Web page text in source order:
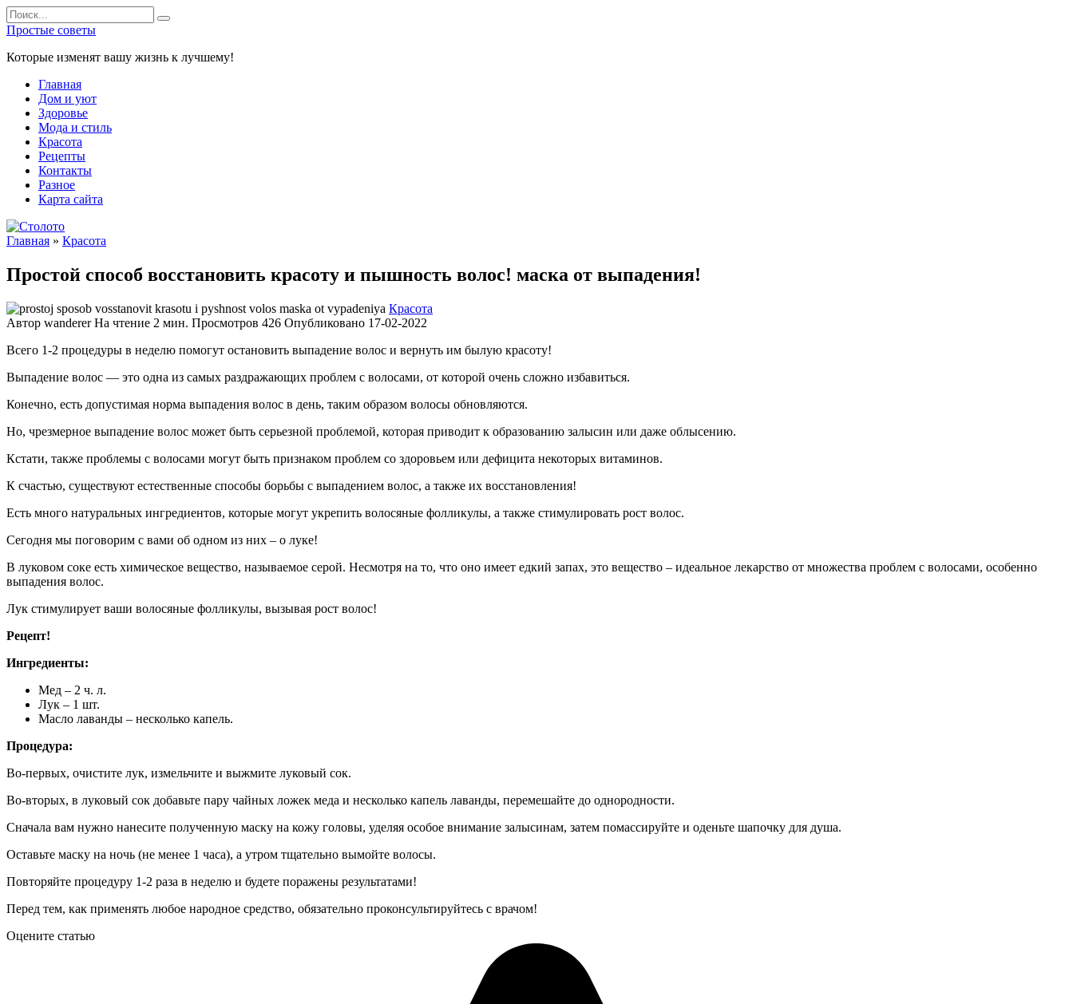
Перейти
к
содержанию
Search
for:
Простые советы
Которые изменят вашу жизнь к лучшему!
Главная
Дом и уют
Здоровье
Мода и стиль
Красота
Рецепты
Контакты
Разное
Карта сайта
Главная » Красота
Простой способ восстановить красоту и пышность волос! маска от выпадения!
Красота
Автор wanderer На чтение 2 мин. Просмотров 426 Опубликовано 17-02-2022
Всего 1-2 процедуры в неделю помогут остановить выпадение волос и вернуть им былую красоту!
Выпадение волос — это одна из самых раздражающих проблем с волосами, от которой очень сложно избавиться.
Конечно, есть допустимая норма выпадения волос в день, таким образом волосы обновляются.
Но, чрезмерное выпадение волос может быть серьезной проблемой, которая приводит к образованию залысин или даже облысению.
Кстати, также проблемы с волосами могут быть признаком проблем со здоровьем или дефицита некоторых витаминов.
К счастью, существуют естественные способы борьбы с выпадением волос, а также их восстановления!
Есть много натуральных ингредиентов, которые могут укрепить волосяные фолликулы, а также стимулировать рост волос.
Сегодня мы поговорим с вами об одном из них – о луке!
В луковом соке есть химическое вещество, называемое серой. Несмотря на то, что оно имеет едкий запах, это вещество – идеальное лекарство от множества проблем с волосами, особенно
выпадения волос.
Лук стимулирует ваши волосяные фолликулы, вызывая рост волос!
Рецепт!
Ингредиенты:
Мед – 2 ч. л.
Лук – 1 шт.
Масло лаванды – несколько капель.
Процедура:
Во-первых, очистите лук, измельчите и выжмите луковый сок.
Во-вторых, в луковый сок добавьте пару чайных ложек меда и несколько капель лаванды, перемешайте до однородности.
Сначала вам нужно нанесите полученную маску на кожу головы, уделяя особое внимание залысинам, затем помассируйте и оденьте шапочку для душа.
Оставьте маску на ночь (не менее 1 часа), а утром тщательно вымойте волосы.
Повторяйте процедуру 1-2 раза в неделю и будете поражены результатами!
Перед тем, как применять любое народное средство, обязательно проконсультируйтесь с врачом!
Оцените статью